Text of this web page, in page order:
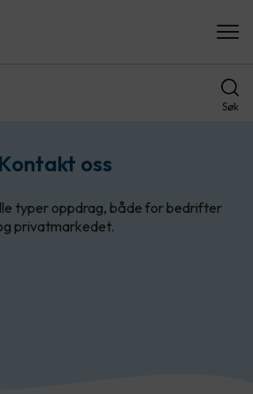
Søk
Kontakt oss
typer oppdrag, både for bedrifter
privatmarkedet.